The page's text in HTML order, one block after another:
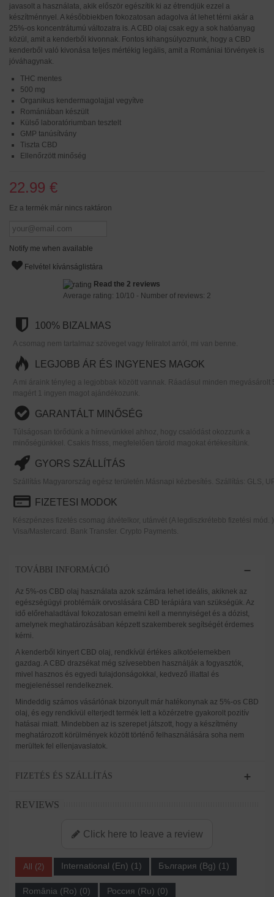
javasolt a használata, akik először egészítik ki az étrendjük ezzel a
készítménnyel. A későbbiekben fokozatosan adagolva át lehet térni akár a
25%-os koncentrátumú változatra is. A CBD olaj csak egy a sok hatóanyag
közül, amit a kenderből kivonnak. Fontos kihangsúlyoznunk, hogy a CBD
kenderből való kivonása teljes mértékig legális, amit a Romániai törvények is
jóváhagynak.
THC mentes
500 mg
Organikus kendermagolajjal vegyítve
Romániában készült
Külső laboratóriumban tesztelt
GMP tanúsítvány
Tiszta CBD
Ellenőrzött minőség
22.99 €
Ez a termék már nincs raktáron
Notify me when available
Felvétel kívánságlistára
Read the 2 reviews
Average rating: 10/10 - Number of reviews: 2
100% BIZALMAS
A csomag nem tartalmaz szöveget vagy feliratot arról, mi van benne.
LEGJOBB ÁR ÉS INGYENES MAGOK
A mi áraink tényleg a legjobbak között vannak. Ráadásul minden megvásárolt
magért 1 ingyen magot ajándékozunk.
GARANTÁLT MINŐSÉG
Túlságosan törődünk a hírnevünkkel ahhoz, hogy csalódást okozzunk a
minőségünkkel. Csakis frisss, megfelelően tárold magokat értékesítünk.
GYORS SZÁLLÍTÁS
Szállítás Magyarország egész területén.Másnapi kézbesítés. Szállítás: GLS,
FIZETESI MODOK
Készpénzes fizetés csomag átvételkor, utánvét (A legdiszkrétebb fizetési mód.
Visa/Mastercard. Bank Transfer. Crypto Payments.
TOVÁBBI INFORMÁCIÓ
Az 5%-os CBD olaj használata azok számára lehet ideális, akiknek az
egészségügyi problémáik orvoslására CBD terápiára van szükségük. Az
idő előrehaladtával fokozatosan emelni kell a mennyiséget és a dózist,
amelynek meghatározásában képzett szakemberek segítségét érdemes
kérni.
A kenderből kinyert CBD olaj, rendkívül értékes alkotóelemekben
gazdag. A CBD drazsékat még szívesebben használják a fogyasztók,
mivel hasznos és egyedi tulajdonságokkal, kedvező illattal és
megjelenéssel rendelkeznek.
Mindeddig számos vásárlónak bizonyult már hatékonynak az 5%-os CBD
olaj, és egy rendkívül elterjedt termék lett a közérzetre gyakorolt pozitív
hatásai miatt. Mindebben az is szerepet játszott, hogy a készítmény
meghatározott körülmények között történő felhasználására soha nem
merültek fel ellenjavaslatok.
FIZETÉS ÉS SZÁLLÍTÁS
REVIEWS
Click here to leave a review
All (2) International (En) (1) България (Bg) (1)
România (Ro) (0) Россия (Ru) (0)